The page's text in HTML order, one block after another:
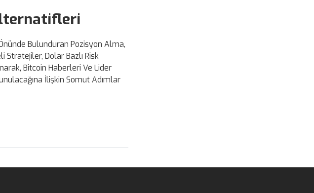
Bulunduran Pozisyon Alma,
Stratejiler, Dolar Bazlı Risk
Bitcoin Haberleri Ve Lider
İlişkin Somut Adımlar